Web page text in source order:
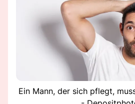
Ein Mann, der sich pflegt,